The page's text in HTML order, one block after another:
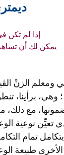
إذا لم تكن
يمكن لك أن
ومعلم الزنْ
؛ وهي، برأينا،
مع
تعيِّن نوعية
تمام
طبيعة